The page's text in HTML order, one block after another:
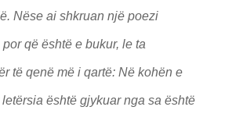
Nëse ai shkruan një poezi
që është e bukur, le ta
të qenë më i qartë: Në kohën e
është gjykuar nga sa është